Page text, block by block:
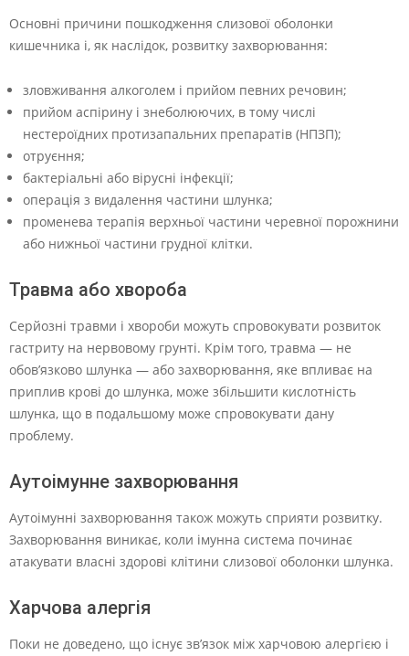
Основні причини пошкодження слизової оболонки
кишечника і, як наслідок, розвитку захворювання:
зловживання алкоголем і прийом певних речовин;
прийом аспірину і знеболюючих, в тому числі
нестероїдних протизапальних препаратів (НПЗП);
отруєння;
бактеріальні або вірусні інфекції;
операція з видалення частини шлунка;
променева терапія верхньої частини черевної порожнини
або нижньої частини грудної клітки.
Травма або хвороба
Серйозні травми і хвороби можуть спровокувати розвиток
гастриту на нервовому грунті. Крім того, травма — не
обов’язково шлунка — або захворювання, яке впливає на
приплив крові до шлунка, може збільшити кислотність
шлунка, що в подальшому може спровокувати дану
проблему.
Аутоімунне захворювання
Аутоімунні захворювання також можуть сприяти розвитку.
Захворювання виникає, коли імунна система починає
атакувати власні здорові клітини слизової оболонки шлунка.
Харчова алергія
Поки не доведено, що існує зв’язок між харчовою алергією і